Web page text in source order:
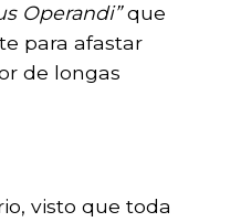
Operandi”que
para afastar
de longas
visto que toda